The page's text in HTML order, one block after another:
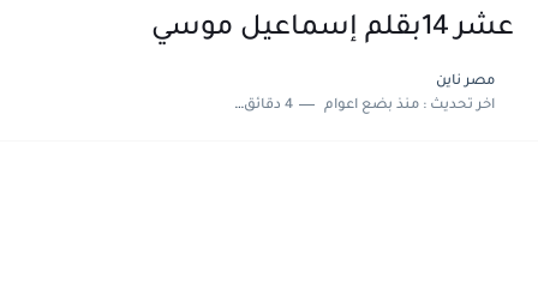
عشر 14بقلم إسماعيل موسي
مصر ناين
اخر تحديث :منذ بضع اعوام 4 دقائق للقراءة